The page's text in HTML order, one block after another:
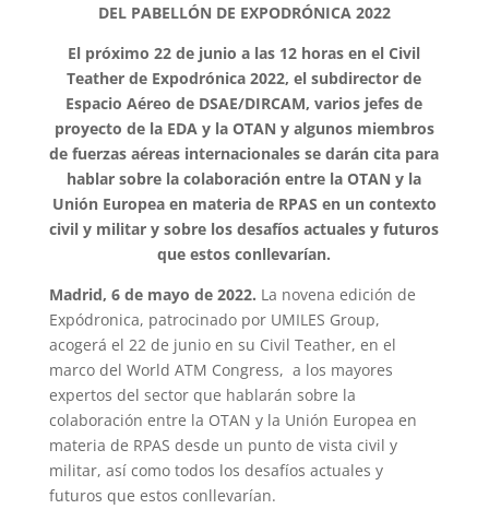
DEL PABELLÓN DE EXPODRÓNICA 2022
El próximo 22 de junio a las 12 horas en el Civil
Teather de Expodrónica 2022, el subdirector de
Espacio Aéreo de DSAE/DIRCAM, varios jefes de
proyecto de la EDA y la OTAN y algunos miembros
de fuerzas aéreas internacionalesse darán cita para
hablar sobre la colaboración entre la OTAN y la
Unión Europea en materia de RPAS en un contexto
civil y militar y sobre los desafíos actuales y futuros
que estos conllevarían.
Madrid, 6 de mayo de 2022. La novena edición de
Expódronica, patrocinado por UMILES Group,
acogerá el 22 de junio en su Civil Teather, en el
marco del World ATM Congress, a los mayores
expertos del sector que hablarán sobre la
colaboración entre la OTAN y la Unión Europea en
materia de RPAS desde un punto de vista civil y
militar, así como todos los desafíos actuales y
futuros que estos conllevarían.